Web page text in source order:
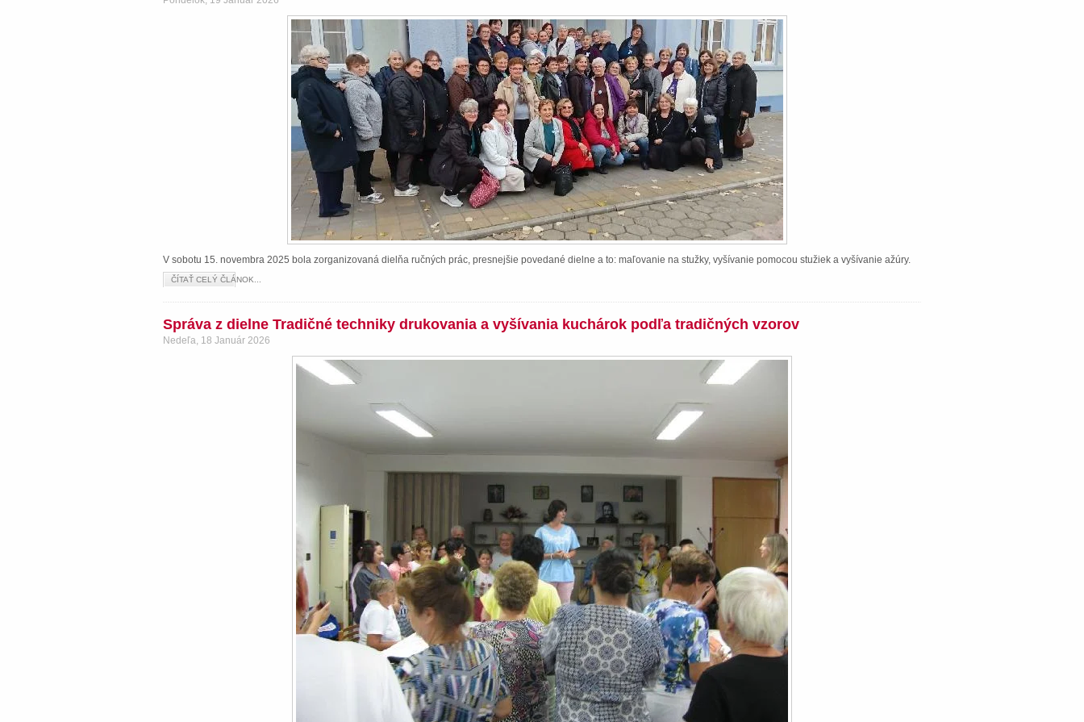
V sobotu 15. novembra 2025 bola zorganizovaná dielňa ručných prác, presnejšie povedané dielne a to: maľovanie na stužky, vyšívanie pomocou stužiek a vyšívanie ažúry.
ČÍTAŤ CELÝ ČLÁNOK...
Správa z dielne Tradičné techniky drukovania a vyšívania kuchárok podľa tradičných vzorov
Nedeľa, 18 Január 2026